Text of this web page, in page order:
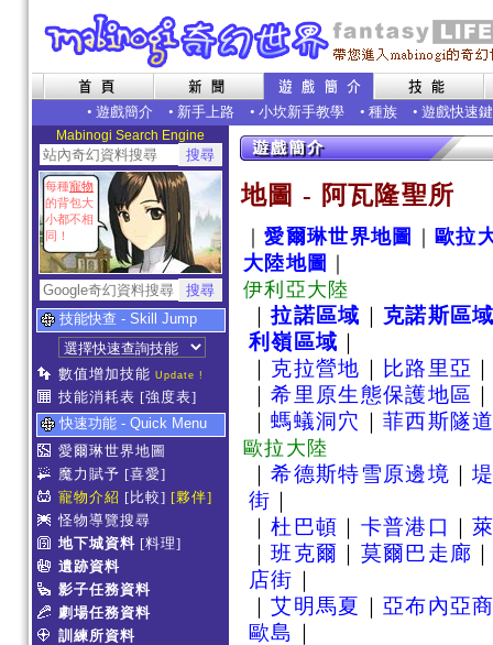
• 遊戲簡介 • 新手上路 • 小坎新手教學 • 種族 • 遊戲快速鍵
Mabinogi Search Engine
每種寵物
的背包大
小都不相
同！
技能快查 - Skill Jump
數值增加技能 Update !
技能消耗表 [強度表]
快速功能 - Quick Menu
愛爾琳世界地圖
魔力賦予 [喜愛]
寵物介紹 [比較] [夥伴]
怪物導覽搜尋
地下城資料 [料理]
遺跡資料
影子任務資料
劇場任務資料
訓練所資料
地圖 - 阿瓦隆聖所
｜愛爾琳世界地圖
歐拉
大陸地圖
伊利亞大陸
｜拉諾區域
克諾斯區
利嶺區域
克拉營地 比路里亞
｜希里原生態保護地區
｜螞蟻洞穴 ｜菲西斯隧
歐拉大陸
｜希德斯特雪原邊境 ｜
街
｜杜巴頓 卡普港口 ｜
｜班克爾 莫爾巴走廊
店街
｜艾明馬夏 ｜亞布內亞
歐島